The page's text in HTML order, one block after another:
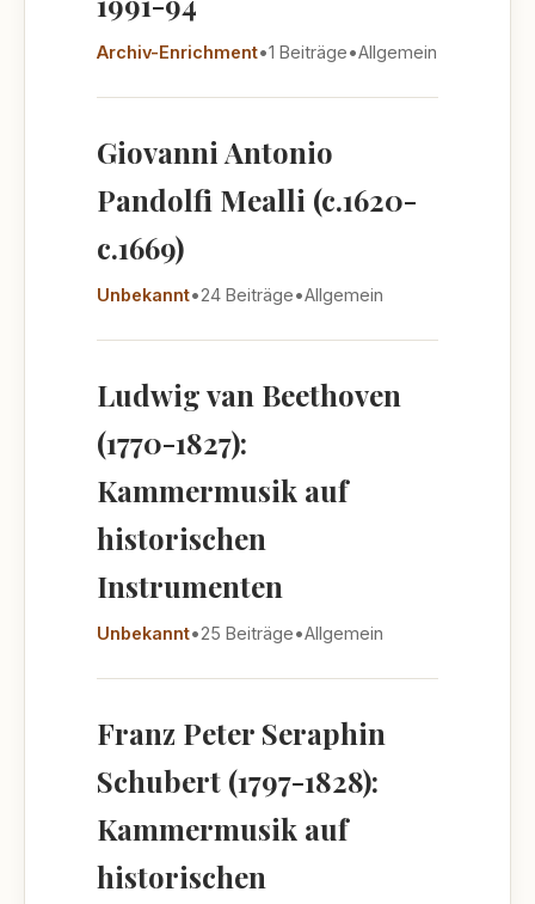
Archiv-Enrichment•1 Beiträge•Allgemein
Giovanni Antonio
Pandolfi Mealli (c.1620-
c.1669)
Unbekannt•24 Beiträge•Allgemein
Ludwig van Beethoven
(1770-1827):
Kammermusik auf
historischen
Instrumenten
Unbekannt•25 Beiträge•Allgemein
Franz Peter Seraphin
Schubert (1797-1828):
Kammermusik auf
historischen